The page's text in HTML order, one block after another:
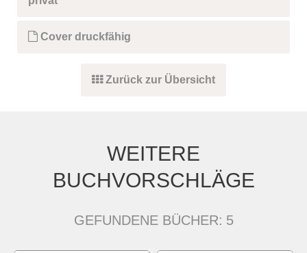
Cover druckfähig
Zurück zur Übersicht
WEITERE
BUCHVORSCHLÄGE
GEFUNDENE BÜCHER: 5